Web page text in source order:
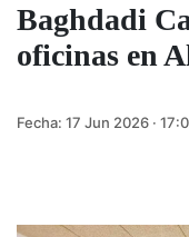
Baghdadi
oficinas en
Fecha: 17 Jun 2026 ·